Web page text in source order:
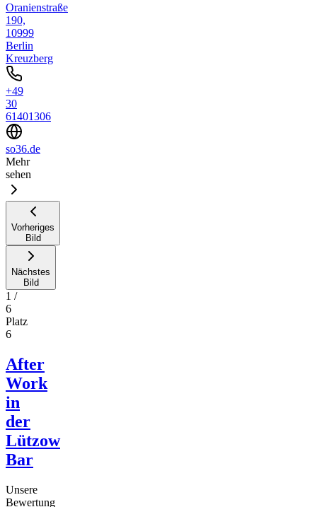
Oranienstraße
190,
10999
Berlin
Kreuzberg
+49
30
61401306
so36.de
Mehr
sehen
Vorheriges
Bild
Nächstes
Bild
1 /
6
Platz
6
After
Work
in
der
Lützow
Bar
Unsere
Bewertung